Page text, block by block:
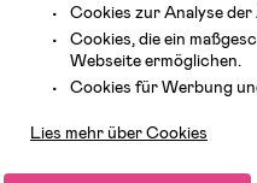
© 2026 Jollyroom
Cookies zur Analyse
Cookies, die ein
Webseite ermöglichen.
Cookies für Werbung
Lies mehr über Cookies